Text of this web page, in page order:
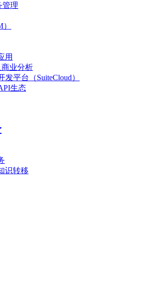
管理
用
业分析
发平台（SuiteCloud）
生态
识转移